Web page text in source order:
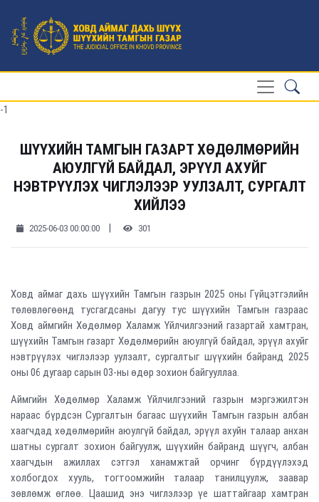
-1
ШҮҮХИЙН ТАМГЫН ГАЗАРТ ХӨДӨЛМӨРИЙН
АЮУЛГҮЙ БАЙДАЛ, ЭРҮҮЛ АХУЙГ
НЭВТРҮҮЛЭХ ЧИГЛЭЛЭЭР УУЛЗАЛТ, СУРГАЛТ
ХИЙЛЭЭ
2025-06-03 00:00:00 | 301
Ховд аймаг дахь шүүхийн Тамгын газрын 2025 оны Гүйцэтгэлийн
төлөвлөгөөнд тусгагдсаны дагуу тус шүүхийн Тамгын газраас
Ховд аймгийн Хөдөлмөр Халамж Үйлчилгээний газартай хамтран,
шүүхийн Тамгын газарт Хөдөлмөрийн аюулгүй байдал, эрүүл ахуйг
нэвтрүүлэх чиглэлээр уулзалт, сургалтыг шүүхийн байранд 2025
оны 06 дугаар сарын 03-ны өдөр зохион байгууллаа.
Аймгийн Хөдөлмөр Халамж Үйлчилгээний газрын мэргэжилтэн
нараас бүрдсэн Сургалтын багаас шүүхийн Тамгын газрын албан
хаагчдад хөдөлмөрийн аюулгүй байдал, эрүүл ахуйн талаар анхан
шатны сургалт зохион байгуулж, шүүхийн байранд шүүгч, албан
хаагчдын ажиллах сэтгэл ханамжтай орчинг бүрдүүлэхэд
холбогдох хууль, тогтоомжийн талаар танилцуулж, заавар
зөвлөмж өглөө. Цаашид энэ чиглэлээр үе шаттайгаар хамтран